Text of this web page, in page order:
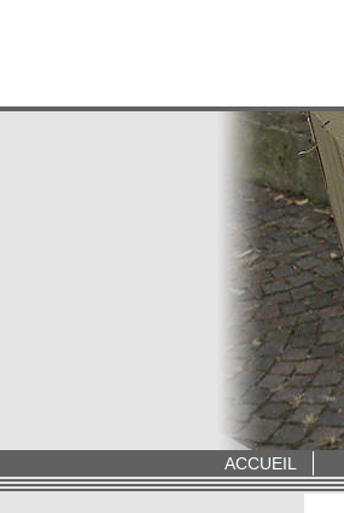
ACCUEIL